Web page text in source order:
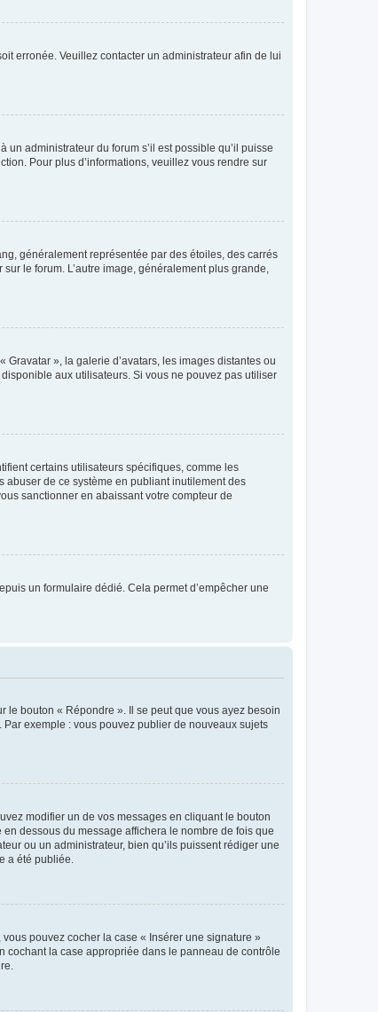
erronée. Veuillez contacter un administrateur afin de lui
administrateur du forum s’il est possible qu’il puisse
Pour plus d’informations, veuillez vous rendre sur
généralement représentée par des étoiles, des carrés
le forum. L’autre image, généralement plus grande,
», la galerie d’avatars, les images distantes ou
aux utilisateurs. Si vous ne pouvez pas utiliser
certains utilisateurs spécifiques, comme les
abuser de ce système en publiant inutilement des
sanctionner en abaissant votre compteur de
un formulaire dédié. Cela permet d’empêcher une
bouton « Répondre ». Il se peut que vous ayez besoin
exemple : vous pouvez publier de nouveaux sujets
modifier un de vos messages en cliquant le bouton
dessous du message affichera le nombre de fois que
ou un administrateur, bien qu’ils puissent rédiger une
a été publiée.
pouvez cocher la case « Insérer une signature »
cochant la case appropriée dans le panneau de contrôle